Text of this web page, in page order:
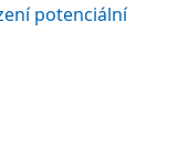
potenciální